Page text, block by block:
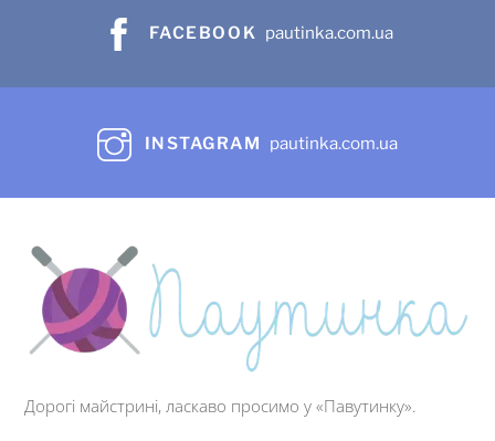
FACEBOOK pautinka.com.ua
INSTAGRAM pautinka.com.ua
Дорогі майстрині, ласкаво просимо у «Павутинку».